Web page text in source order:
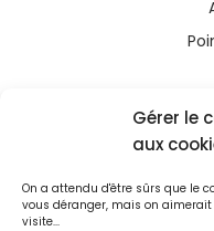
Gérer le
aux
On a attendu d'être sûrs que le
vous déranger, mais on
visite...
UE), dans le cadre de
européenne à la